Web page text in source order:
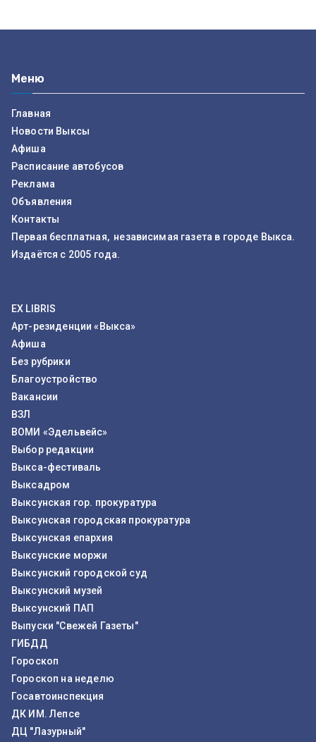
Меню
Главная
Новости Выксы
Афиша
Расписание автобусов
Реклама
Объявления
Контакты
Первая бесплатная, независимая газета в городе Выкса.
Издаётся с 2005 года.
EX LIBRIS
Арт-резиденции «Выкса»
Афиша
Без рубрики
Благоустройство
Вакансии
ВЗЛ
ВОМИ «Эдельвейс»
Выбор редакции
Выкса-фестиваль
Выксадром
Выксунская гор. прокуратура
Выксунская городская прокуратура
Выксунская епархия
Выксунские моржи
Выксунский городской суд
Выксунский музей
Выксунский ПАП
Выпуски "Свежей Газеты"
ГИБДД
Гороскоп
Гороскоп на неделю
Госавтоинспекция
ДК ИМ. Лепсе
ДЦ "Лазурный"